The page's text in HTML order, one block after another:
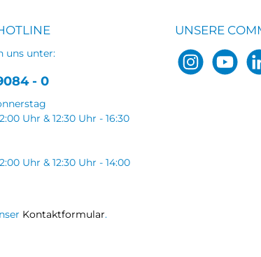
uns unter:
- 0
Uhr & 12:30 Uhr - 16:30
Uhr & 12:30 Uhr - 14:00
Kontaktformular.
UNSERE